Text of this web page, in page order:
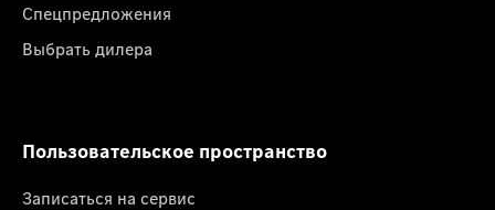
Спецпредложения
Выбрать дилера
Пользовательское пространство
Записаться на сервис